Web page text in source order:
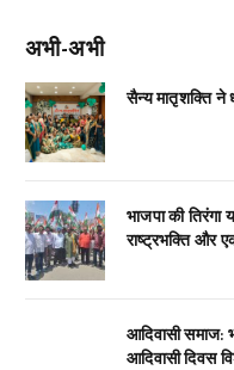
अभी-अभी
सैन्य मातृशक्ति ने
भाजपा की तिरंगा
राष्ट्रभक्ति और
आदिवासी समाज:
आदिवासी दिवस